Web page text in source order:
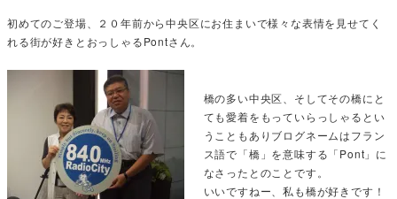
初めてのご登場、２０年前から中央区にお住まいで様々な表情を見せてく
れる街が好きとおっしゃるPontさん。
橋の多い中央区、そしてその橋にと
ても愛着をもっていらっしゃるとい
うこともありブログネームはフラン
ス語で「橋」を意味する「Pont」に
なさったとのことです。
いいですねー、私も橋が好きです！